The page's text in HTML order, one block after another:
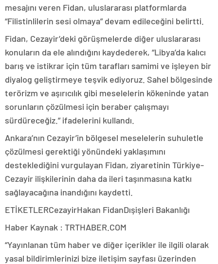
mesajını veren Fidan, uluslararası platformlarda
“Filistinlilerin sesi olmaya” devam edileceğini belirtti.
Fidan, Cezayir’deki görüşmelerde diğer uluslararası
konuların da ele alındığını kaydederek, “Libya’da kalıcı
barış ve istikrar için tüm tarafları samimi ve işleyen bir
diyalog geliştirmeye teşvik ediyoruz. Sahel bölgesinde
terörizm ve aşırıcılık gibi meselelerin kökeninde yatan
sorunların çözülmesi için beraber çalışmayı
sürdüreceğiz.” ifadelerini kullandı.
Ankara’nın Cezayir’in bölgesel meselelerin suhuletle
çözülmesi gerektiği yönündeki yaklaşımını
desteklediğini vurgulayan Fidan, ziyaretinin Türkiye-
Cezayir ilişkilerinin daha da ileri taşınmasına katkı
sağlayacağına inandığını kaydetti.
ETİKETLERCezayirHakan FidanDışişleri Bakanlığı
Haber Kaynak : TRTHABER.COM
“Yayınlanan tüm haber ve diğer içerikler ile ilgili olarak
yasal bildirimlerinizi bize iletişim sayfası üzerinden